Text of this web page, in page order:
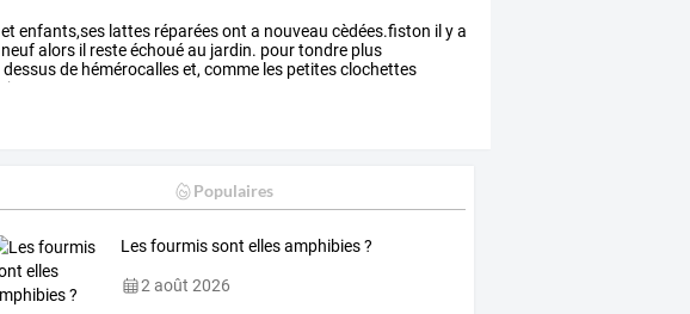
et enfants,ses lattes réparéesont a nouveau cèdées.fiston il ya
neufalors il resteéchouéau jardin. pourtondre plus
dessusde hémérocalleset, comme les petitesclochettes
je
Populaires
Les fourmis sont elles amphibies ?
2 août 2026